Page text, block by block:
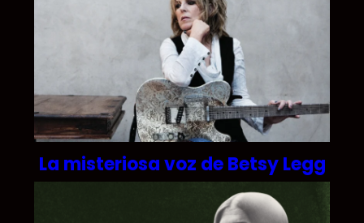
La misteriosa voz de Betsy Legg